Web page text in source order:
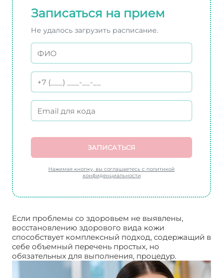
Записаться на прием
Не удалось загрузить расписание.
ЗАПИСАТЬСЯ
Нажимая кнопку, вы соглашаетесь с политикой
конфиденциальности
Если проблемы со здоровьем не выявлены,
восстановлению здорового вида кожи
способствует комплексный подход, содержащий в
себе объемный перечень простых, но
обязательных для выполнения, процедур.